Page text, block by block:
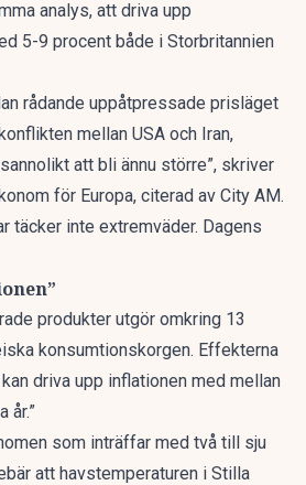
analys, att driva upp
5-9 procent både i Storbritannien
rådande uppåtpressade prisläget
mellan USA och Iran,
att bli ännu större”, skriver
för Europa, citerad av City AM.
täcker inte extremväder. Dagens
produkter utgör omkring 13
konsumtionskorgen. Effekterna
driva upp inflationen med mellan
år.”
som inträffar med två till sju
att havstemperaturen i Stilla